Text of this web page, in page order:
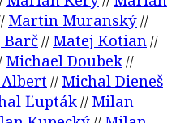
Martin Muranský//
Barč// Matej Kotian//
Michael Doubek//
// Michal Dieneš
Ľupták// Milan